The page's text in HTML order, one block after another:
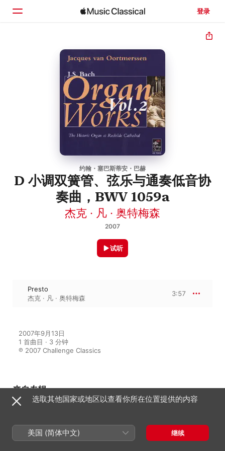
登录
约翰・塞巴斯蒂安・巴赫
D 小调双簧管、弦乐与通奏低音协
奏曲，BWV 1059a
杰克 · 凡 · 奥特梅森
2007
试听
Presto
杰克 · 凡 · 奥特梅森
3:57
2007年9月13日
1 首曲目 · 3 分钟
℗ 2007 Challenge Classics
来自专辑
Bach: Organ Works Vol. 2
杰克 · 凡 · 奥特梅森
选取其他国家或地区以查看你所在位置提供的内容
美国 (简体中文) 继续